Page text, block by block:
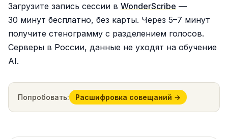
Загрузите запись сессии в WonderScribe —
30 минут бесплатно, без карты. Через 5–7 минут
получите стенограмму с разделением голосов.
Серверы в России, данные не уходят на обучение
AI.
Попробовать: Расшифровка совещаний →